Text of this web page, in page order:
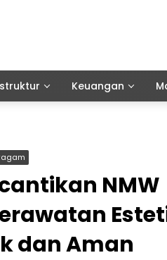
Keuangan
NMW
dan Aman